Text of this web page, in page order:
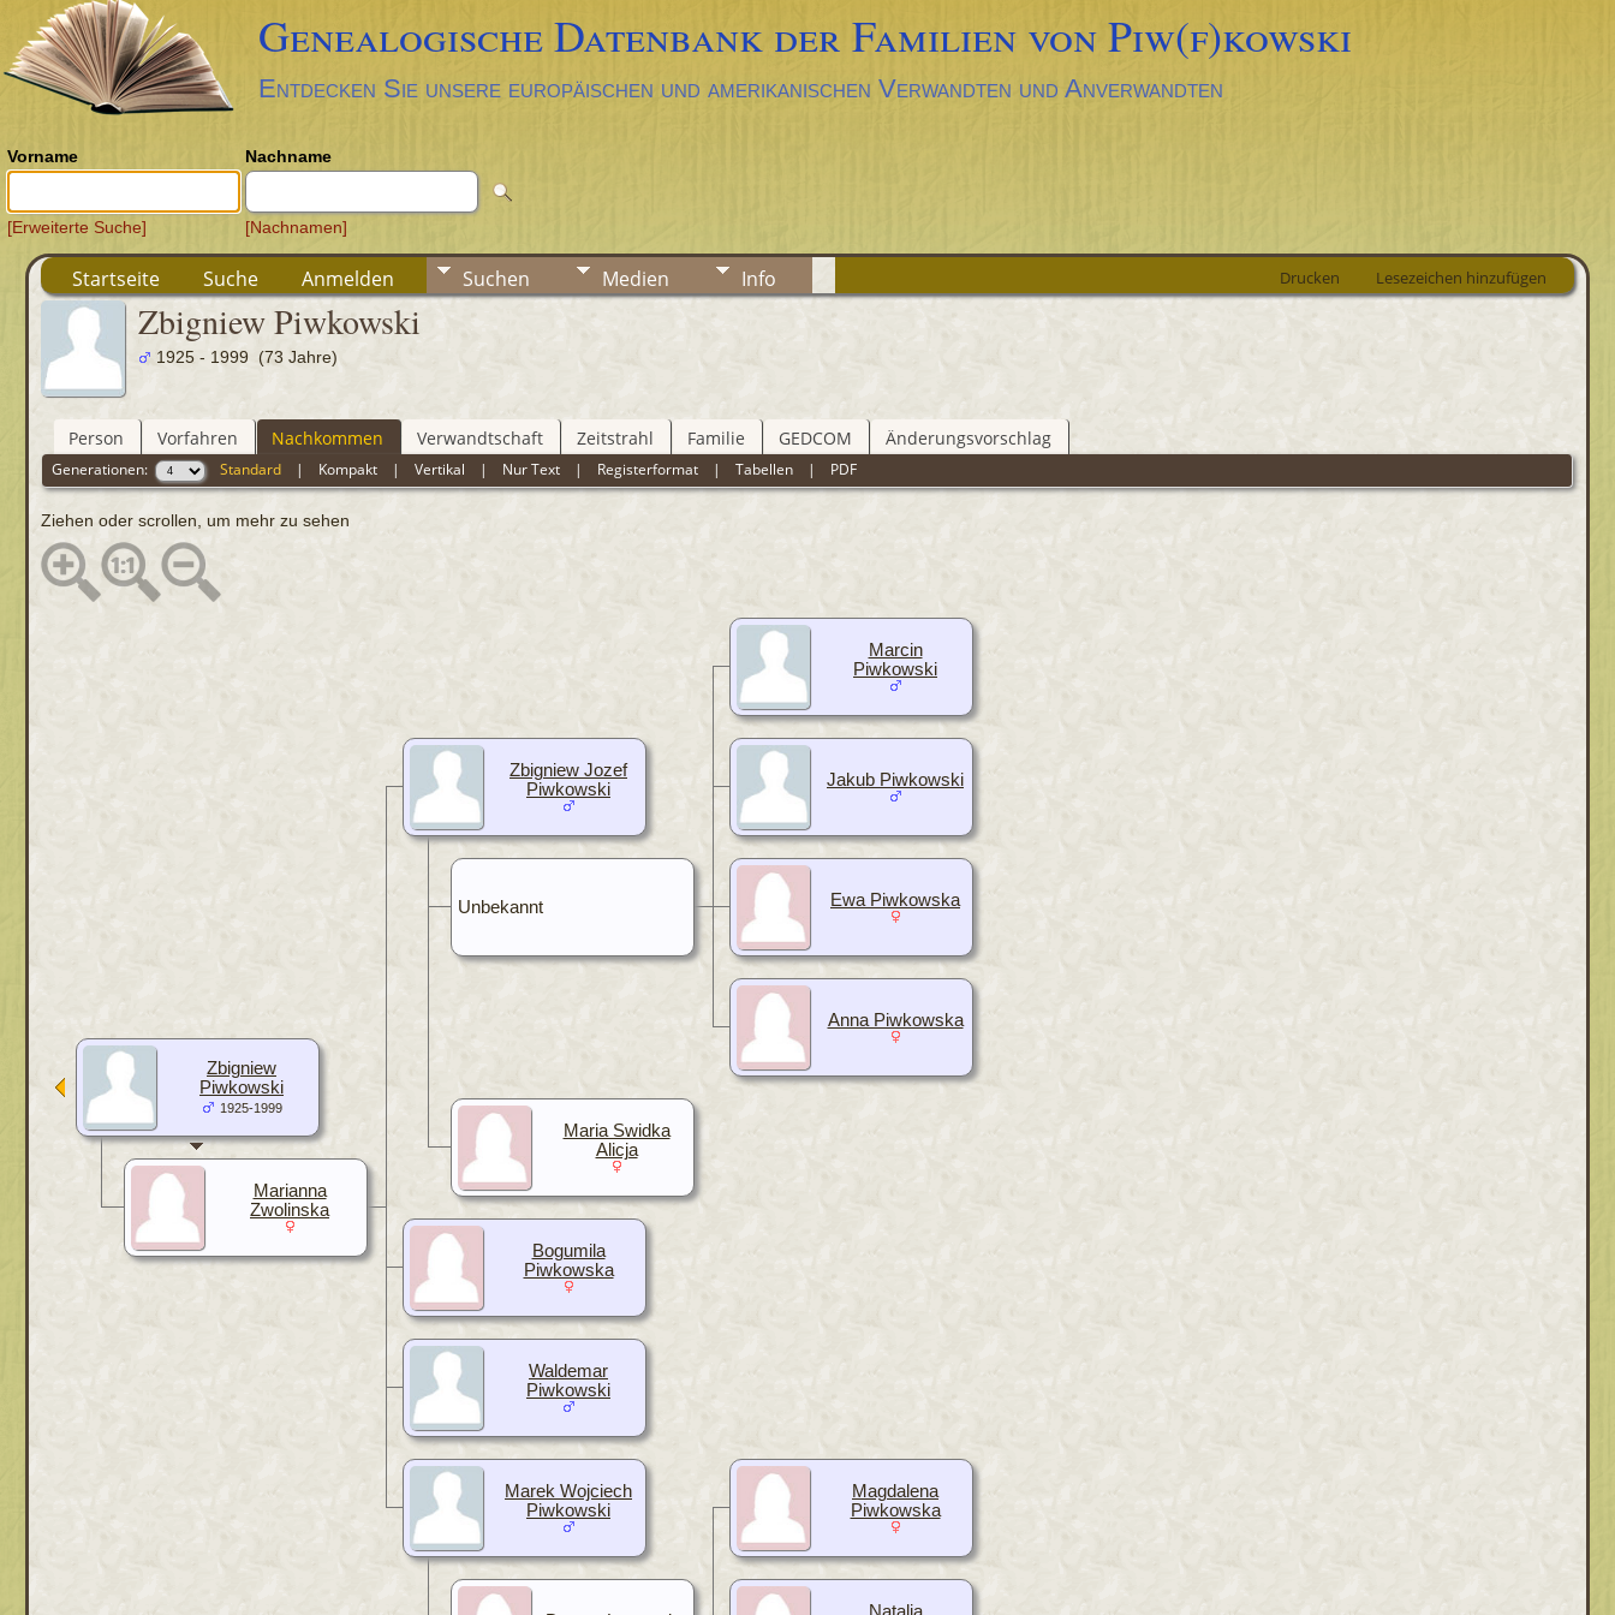
Genealogische Datenbank der Familien von Piw(f)kowski
Entdecken Sie unsere europäischen und amerikanischen Verwandten und Anverwandten
Vorname Nachname
[Erweiterte Suche] [Nachnamen]
Startseite Suche Anmelden Suchen Medien Info Drucken Lesezeichen hinzufügen
Zbigniew Piwkowski
1925 - 1999 (73 Jahre)
Person Vorfahren Nachkommen Verwandtschaft Zeitstrahl Familie GEDCOM Änderungsvorschlag
Generationen: Standard | Kompakt |Vertikal | Nur Text | Registerformat |Tabellen | PDF
Ziehen oder scrollen, um mehr zu sehen
Marcin
Piwkowski
Jakub Piwkowski
Ewa Piwkowska
Anna Piwkowska
Zbigniew Jozef
Piwkowski
Unbekannt
Maria Swidka
Alicja
Bogumila
Piwkowska
Waldemar
Piwkowski
Magdalena
Piwkowska
Marek Wojciech
Piwkowski
Zbigniew
Piwkowski
1925-1999
Marianna
Zwolinska